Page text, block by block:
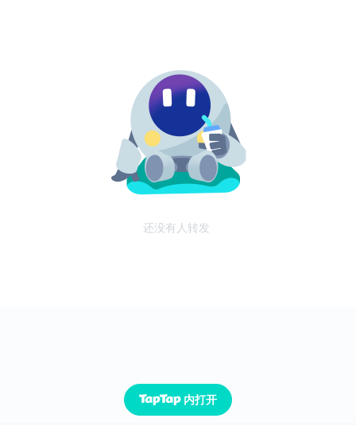
还没有人转发
内打开